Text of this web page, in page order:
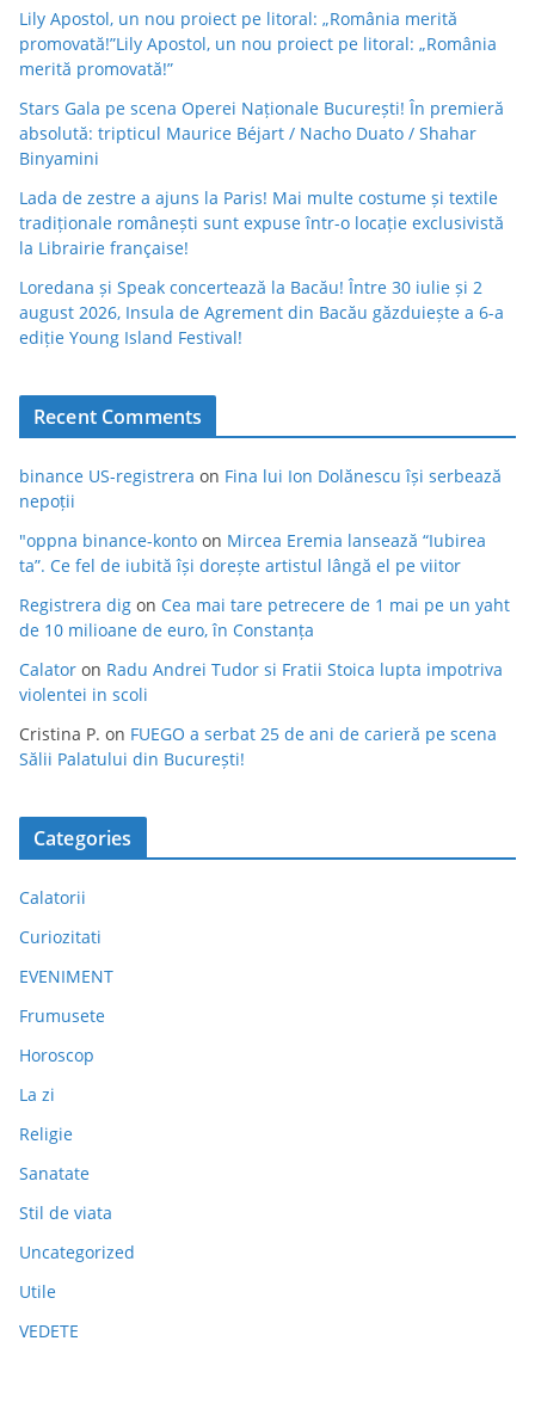
Lily Apostol, un nou proiect pe litoral: „România merită
promovată!”Lily Apostol, un nou proiect pe litoral: „România
merită promovată!”
Stars Gala pe scena Operei Naționale București! În premieră
absolută: tripticul Maurice Béjart / Nacho Duato / Shahar
Binyamini
Lada de zestre a ajuns la Paris! Mai multe costume și textile
tradiționale românești sunt expuse într-o locație exclusivistă
la Librairie française!
Loredana și Speak concertează la Bacău! Între 30 iulie și 2
august 2026, Insula de Agrement din Bacău găzduiește a 6-a
ediție Young Island Festival!
Recent Comments
binance US-registrera on Fina lui Ion Dolănescu își serbează
nepoții
"oppna binance-konto on Mircea Eremia lansează “Iubirea
ta”. Ce fel de iubită își dorește artistul lângă el pe viitor
Registrera dig on Cea mai tare petrecere de 1 mai pe un yaht
de 10 milioane de euro, în Constanța
Calator on Radu Andrei Tudor si Fratii Stoica lupta impotriva
violentei in scoli
Cristina P. on FUEGO a serbat 25 de ani de carieră pe scena
Sălii Palatului din București!
Categories
Calatorii
Curiozitati
EVENIMENT
Frumusete
Horoscop
La zi
Religie
Sanatate
Stil de viata
Uncategorized
Utile
VEDETE